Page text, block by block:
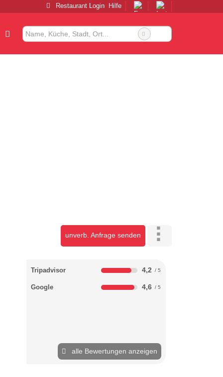
Restaurant Login Hilfe
unverb. Anfrage senden
Tripadvisor 4,2
Google 4,6
alle Bewertungen anzeigen